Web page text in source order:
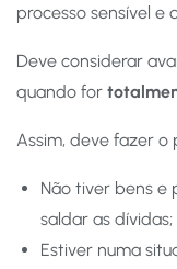
processo sensível e
Deve considerar
quando for
Assim, deve fazer o
Não tiver bens e
saldar as dívidas;
Estiver numa